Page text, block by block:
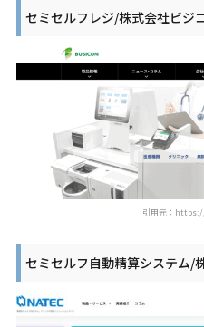
セミセルフレジ/株式会社ビジ
引用元：
セミセルフ自動精算システム/